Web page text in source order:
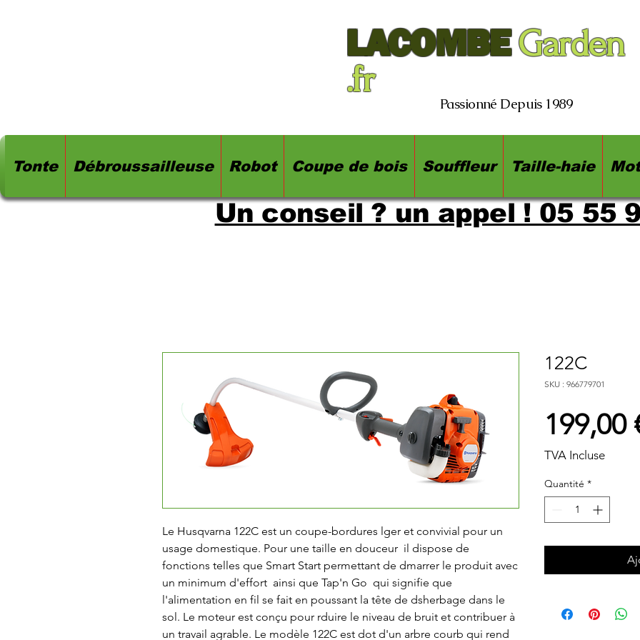
LACOMBE Garden
.fr
Passionné Depuis 1989
Tonte Débroussailleuse Robot Coupe de bois Souffleur Taille-haie
Un conseil ? un appel ! 05 55
Le Husqvarna 122C est un coupe-bordures lger et convivial pour un
usage domestique. Pour une taille en douceur  il dispose de
fonctions telles que Smart Start permettant de dmarrer le produit avec
un minimum d'effort  ainsi que Tap'n Go  qui signifie que
l'alimentation en fil se fait en poussant la tête de dsherbage dans le
sol. Le moteur est conçu pour rduire le niveau de bruit et contribuer à
un travail agrable. Le modèle 122C est dot d'un arbre courb qui rend
122C
SKU : 966779701
199,00
TVA Incluse
Quantité *